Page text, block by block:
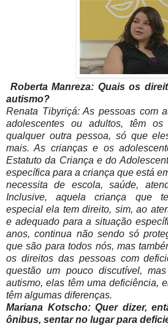
Roberta Manreza: Quais os
autismo?
Renata Tibyriçá: As pessoas com
adolescentes ou adultos, têm
qualquer outra pessoa, só que
mais. As crianças e os
Estatuto da Criança e do
específica para a criança que está
necessita de escola, saúde,
Inclusive, aquela criança que
especial ela tem direito, sim, ao
e adequado para a situação
anos, continua não sendo só
que são para todos nós, mas
os direitos das pessoas com
questão um pouco discutível,
autismo, elas têm uma deficiência,
têm algumas diferenças.
Mariana Kotscho: Quer dizer,
ônibus, sentar no lugar para